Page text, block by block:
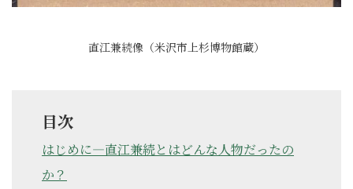
直江兼続像（米沢市上杉博物館蔵）
目次
はじめに―直江兼続とはどんな人物だったの
か？